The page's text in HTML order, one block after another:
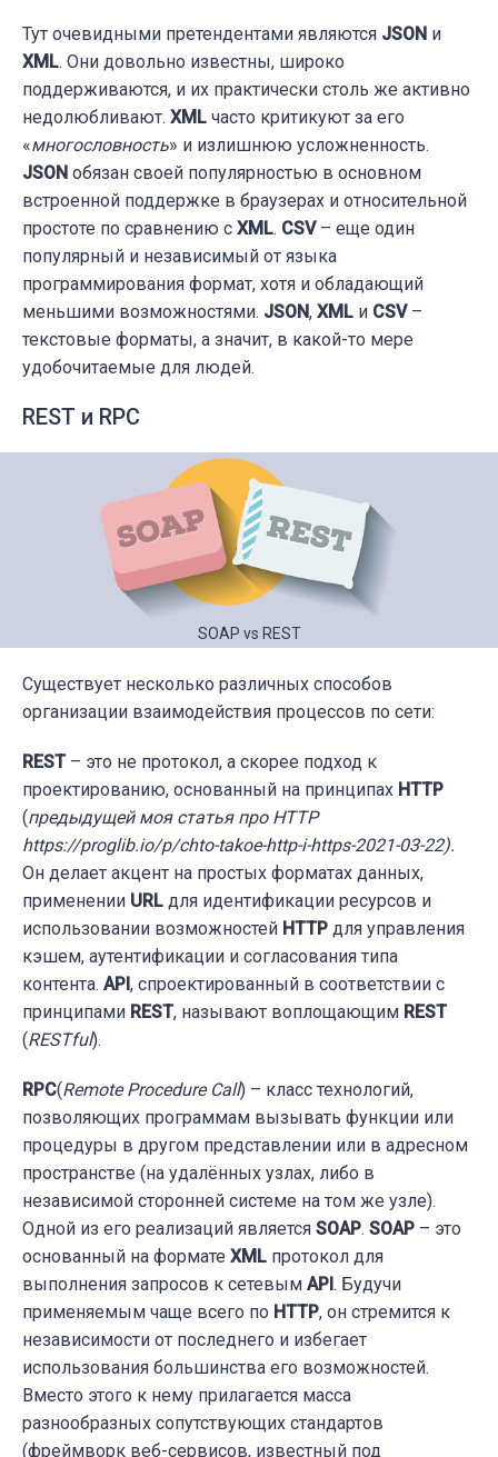
Тут очевидными претендентами являются JSON и
XML. Они довольно известны, широко
поддерживаются, и их практически столь же активно
недолюбливают. XML часто критикуют за его
«многословность» и излишнюю усложненность.
JSON обязан своей популярностью в основном
встроенной поддержке в браузерах и относительной
простоте по сравнению с XML. CSV– еще один
популярный и независимый от языка
программирования формат, хотя и обладающий
меньшими возможностями. JSON, XML и CSV–
текстовые форматы, а значит, в какой-то мере
удобочитаемые для людей.
REST и RPC
SOAP vs REST
Существует несколько различных способов
организации взаимодействия процессов по сети:
REST– это не протокол, а скорее подход к
проектированию, основанный на принципах HTTP
(предыдущей моя статья про HTTP
https://proglib.io/p/chto-takoe-http-i-https-2021-03-22).
Он делает акцент на простых форматах данных,
применении URL для идентификации ресурсов и
использовании возможностей HTTP для управления
кэшем, аутентификации и согласования типа
контента. API, спроектированный в соответствии с
принципами REST, называют воплощающим REST
(RESTful).
RPC(Remote Procedure Call) – класс технологий,
позволяющих программам вызывать функции или
процедуры в другом представлении или в адресном
пространстве (на удалённых узлах, либо в
независимой сторонней системе на том же узле).
Одной из его реализаций является SOAP. SOAP – это
основанный на формате XML протокол для
выполнения запросов к сетевым API. Будучи
применяемым чаще всего по HTTP, он стремится к
независимости от последнего и избегает
использования большинства его возможностей.
Вместо этого к нему прилагается масса
разнообразных сопутствующих стандартов
(фреймворк веб-сервисов, известный под